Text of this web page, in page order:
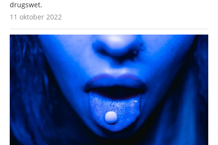
drugswet.
11 oktober 2022